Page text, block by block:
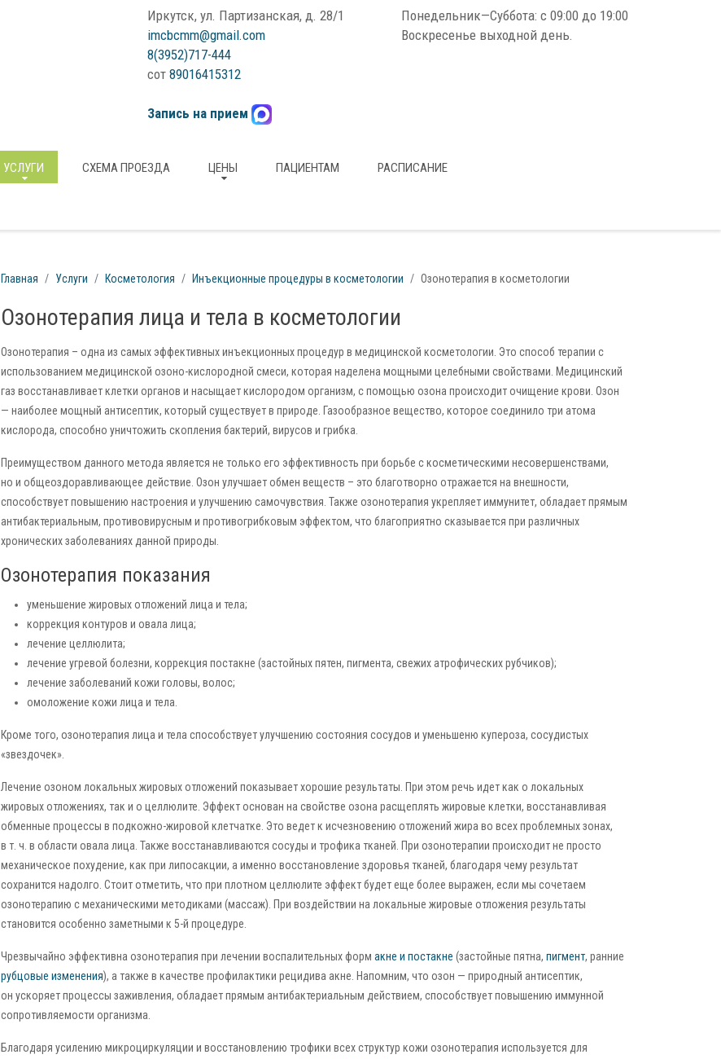
Иркутск, ул. Партизанская, д. 28/1
imcbcmm@gmail.com
8(3952)717-444
сот 89016415312
Запись на прием
Понедельник—Суббота: с 09:00 до 19:00
Воскресенье выходной день.
УСЛУГИ СХЕМА ПРОЕЗДА ЦЕНЫ ПАЦИЕНТАМ РАСПИСАНИЕ
Главная Услуги Косметология Инъекционные процедуры в косметологии Озонотерапия в косметологии
Озонотерапия лица и тела в косметологии
Озонотерапия – одна из самых эффективных инъекционных процедур в медицинской косметологии. Это способ терапии с
использованием медицинской озоно-кислородной смеси, которая наделена мощными целебными свойствами. Медицинский
газ восстанавливает клетки органов и насыщает кислородом организм, с помощью озона происходит очищение крови. Озон
— наиболее мощный антисептик, который существует в природе. Газообразное вещество, которое соединило три атома
кислорода, способно уничтожить скопления бактерий, вирусов и грибка.
Преимуществом данного метода является не только его эффективность при борьбе с косметическими несовершенствами,
но и общеоздоравливающее действие. Озон улучшает обмен веществ – это благотворно отражается на внешности,
способствует повышению настроения и улучшению самочувствия. Также озонотерапия укрепляет иммунитет, обладает прямым
антибактериальным, противовирусным и противогрибковым эффектом, что благоприятно сказывается при различных
хронических заболеваниях данной природы.
Озонотерапия показания
уменьшение жировых отложений лица и тела;
коррекция контуров и овала лица;
лечение целлюлита;
лечение угревой болезни, коррекция постакне (застойных пятен, пигмента, свежих атрофических рубчиков);
лечение заболеваний кожи головы, волос;
омоложение кожи лица и тела.
Кроме того, озонотерапия лица и тела способствует улучшению состояния сосудов и уменьшеню купероза, сосудистых
«звездочек».
Лечение озоном локальных жировых отложений показывает хорошие результаты. При этом речь идет как о локальных
жировых отложениях, так и о целлюлите. Эффект основан на свойстве озона расщеплять жировые клетки, восстанавливая
обменные процессы в подкожно-жировой клетчатке. Это ведет к исчезновению отложений жира во всех проблемных зонах,
в т. ч. в области овала лица. Также восстанавливаются сосуды и трофика тканей. При озонотерапии происходит не просто
механическое похудение, как при липосакции, а именно восстановление здоровья тканей, благодаря чему результат
сохранится надолго. Стоит отметить, что при плотном целлюлите эффект будет еще более выражен, если мы сочетаем
озонотерапию с механическими методиками (массаж). При воздействии на локальные жировые отложения результаты
становится особенно заметными к 5-й процедуре.
Чрезвычайно эффективна озонотерапия при лечении воспалительных форм акне и постакне (застойные пятна, пигмент, ранние
рубцовые изменения), а также в качестве профилактики рецидива акне. Напомним, что озон — природный антисептик,
он ускоряет процессы заживления, обладает прямым антибактериальным действием, способствует повышению иммунной
сопротивляемости организма.
Благодаря усилению микроциркуляции и восстановлению трофики всех структур кожи озонотерапия используется для